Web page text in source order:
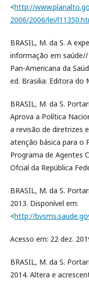
<http://
2006/2006/lei/
BRASIL, M. da S. A
informação em
Pan-Americana da
ed. Brasilia: Editora do
BRASIL, M. da S.
Aprova a Política
a revisão de diretrizes
atenção básica para o
Programa de Agentes
Ofcial da República
BRASIL, M. da S.
2013. Disponível em:
<http://
Acesso em: 22 dez.
BRASIL, M. da S.
2014. Altera e